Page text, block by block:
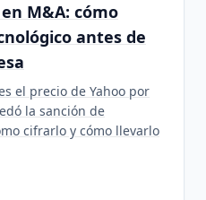
M&A: cómo
antes de
el precio de Yahoo por
la sanción de
cifrarlo y cómo llevarlo